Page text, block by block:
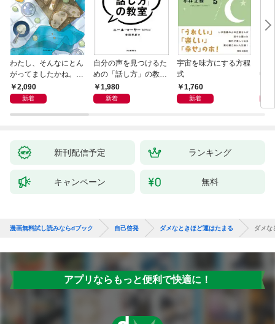
わたし、そんなにとん
がってましたかね。
獅子座、Ａ型、丙午は
めぐる
2,090
新着
自分の声を見つけるた
めの「話し方」の教
室 Ｏｒａｃｙ（オラ
シー）
1,980
新着
宇宙を味方にする方程
式
1,760
新着
中
術
新刊配信予定 ランキング
キャンペーン 無料
漫画無料試し読みならdブック 自己啓発 ダメなときほど運はたまる ダメな
アプリならもっと便利で快適に！